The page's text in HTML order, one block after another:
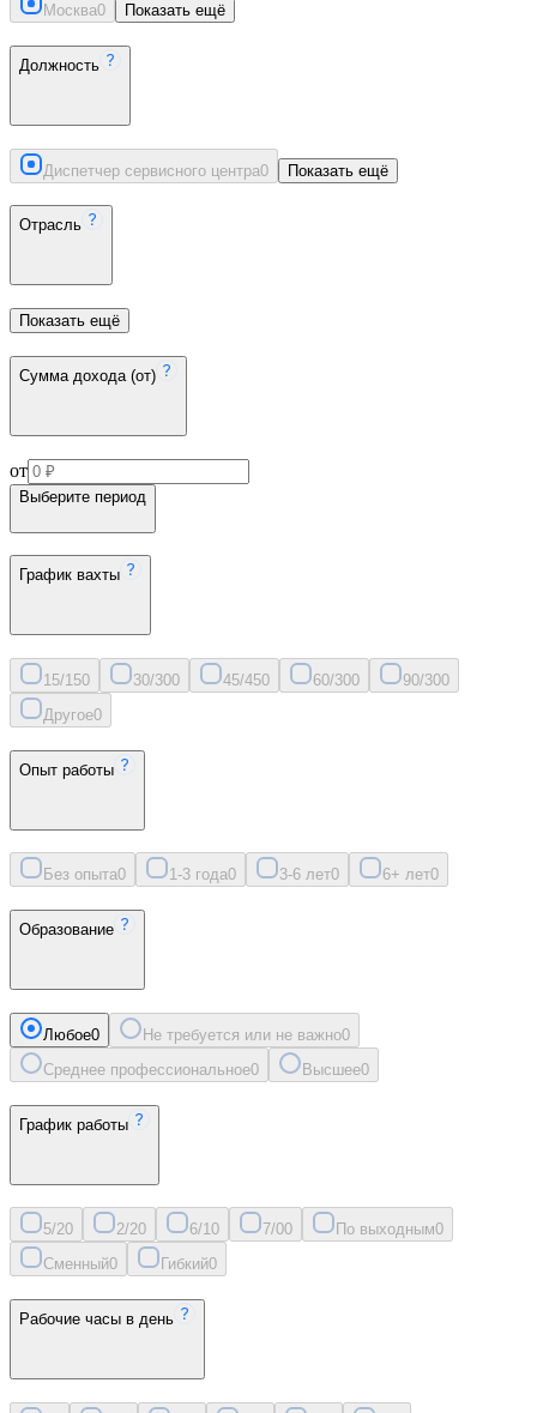
Москва0 Показать ещё
Должность
Диспетчер сервисного центра0 Показать ещё
Отрасль
Показать ещё
Сумма дохода (от)
от
Выберите период
График вахты
15/150 30/300 45/450 60/300 90/300
Другое0
Опыт работы
Без опыта0 1-3 года0 3-6 лет0 6+ лет0
Образование
Любое0 Не требуется или не важно0
Среднее профессиональное0 Высшее0
График работы
5/20 2/20 6/10 7/00 По выходным0
Сменный0 Гибкий0
Рабочие часы в день